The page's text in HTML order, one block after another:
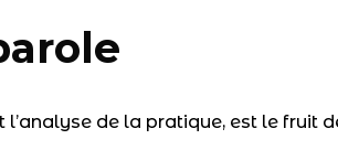
de la pratique, est le fruit